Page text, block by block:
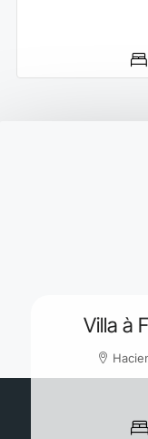
Villa à